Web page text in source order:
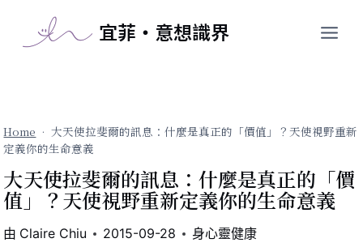
宜菲・意想識界
Home •大天使拉斐爾的訊息：什麼是真正的「價值」？天使視野重新
定義你的生命意義
大天使拉斐爾的訊息：什麼是真正的「價
值」？天使視野重新定義你的生命意義
由 Claire Chiu 2015-09-28 身心靈健康